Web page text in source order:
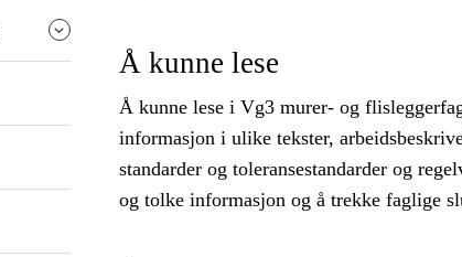
Å kunne lese
Å kunne lese i Vg3 murer- og
informasjon i ulike tekster,
standarder og toleransestandarder og
og tolke informasjon og å trekke faglige